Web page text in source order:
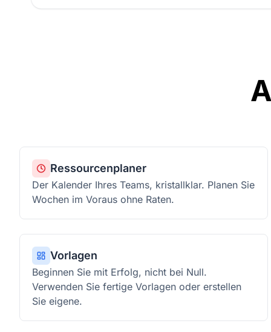
Ressourcenplaner
Der Kalender Ihres Teams, kristallklar. Planen Sie
Wochen im Voraus ohne Raten.
Vorlagen
Beginnen Sie mit Erfolg, nicht bei Null.
Verwenden Sie fertige Vorlagen oder erstellen
Sie eigene.